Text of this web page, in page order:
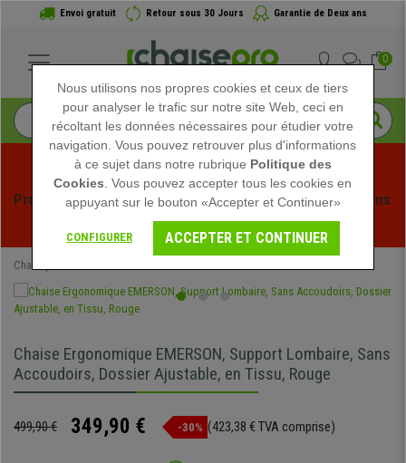
Envoi gratuit Retour sous 30 Jours Garantie de Deux ans
0
Profitez des soldes d'été chez Chaisepro ! Des réductions
exclusives pour une durée limitée - Voir l'offre
Chaisepro
Chaise Ergonomique EMERSON, Support Lombaire, Sans
Accoudoirs, Dossier Ajustable, en Tissu, Rouge
499,90 € 349,90 € -30% (423,38 € TVA comprise)
Nous utilisons nos propres cookies et ceux de tiers
pour analyser le trafic sur notre site Web, ceci en
récoltant les données nécessaires pour étudier votre
navigation. Vous pouvez retrouver plus d'informations
à ce sujet dans notre rubrique Politique des
Cookies . Vous pouvez accepter tous les cookies en
appuyant sur le bouton «Accepter et Continuer»
CONFIGURER ACCEPTER ET CONTINUER